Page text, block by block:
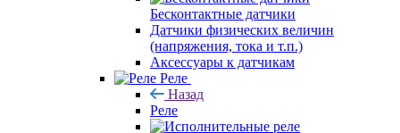
Бесконтактные датчики
Датчики физических величин
(напряжения, тока и т.п.)
Аксессуары к датчикам
Реле
Назад
Реле